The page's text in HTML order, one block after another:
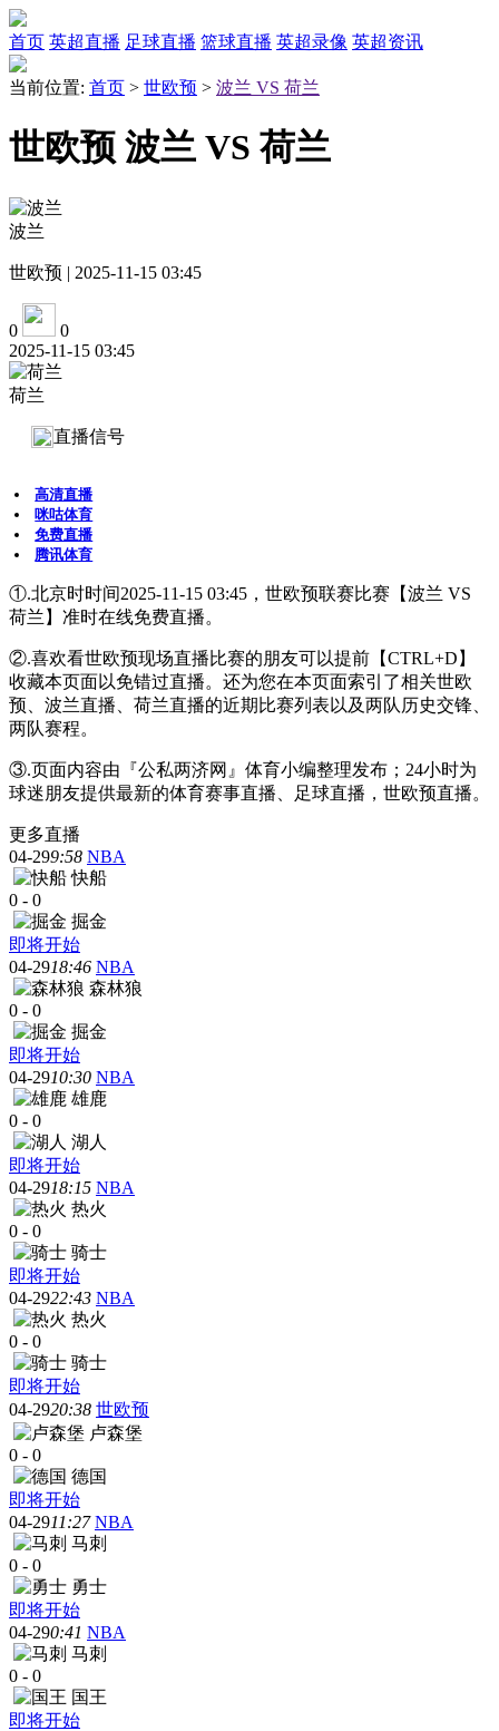
首页 英超直播 足球直播 篮球直播 英超录像 英超资讯
当前位置: 首页 > 世欧预 > 波兰 VS 荷兰
世欧预 波兰 VS 荷兰
波兰
世欧预 | 2025-11-15 03:45
0
0
2025-11-15 03:45
荷兰
直播信号
高清直播
咪咕体育
免费直播
腾讯体育
①.北京时时间2025-11-15 03:45，世欧预联赛比赛【波兰 VS
荷兰】准时在线免费直播。
②.喜欢看世欧预现场直播比赛的朋友可以提前【CTRL+D】
收藏本页面以免错过直播。还为您在本页面索引了相关世欧
预、波兰直播、荷兰直播的近期比赛列表以及两队历史交锋、
两队赛程。
③.页面内容由『公私两济网』体育小编整理发布；24小时为
球迷朋友提供最新的体育赛事直播、足球直播，世欧预直播。
更多直播
04-299:58 NBA
快船
0 - 0
掘金
即将开始
04-2918:46 NBA
森林狼
0 - 0
掘金
即将开始
04-2910:30 NBA
雄鹿
0 - 0
湖人
即将开始
04-2918:15 NBA
热火
0 - 0
骑士
即将开始
04-2922:43 NBA
热火
0 - 0
骑士
即将开始
04-2920:38 世欧预
卢森堡
0 - 0
德国
即将开始
04-2911:27 NBA
马刺
0 - 0
勇士
即将开始
04-290:41 NBA
马刺
0 - 0
国王
即将开始